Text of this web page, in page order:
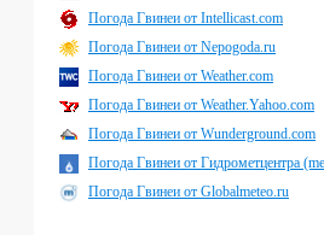
Погода Гвинеи от Intellicast.com
Погода Гвинеи от Nepogoda.ru
Погода Гвинеи от Weather.com
Погода Гвинеи от Weather.Yahoo.com
Погода Гвинеи от Wunderground.com
Погода Гвинеи от Гидрометцентра
Погода Гвинеи от Globalmeteo.ru